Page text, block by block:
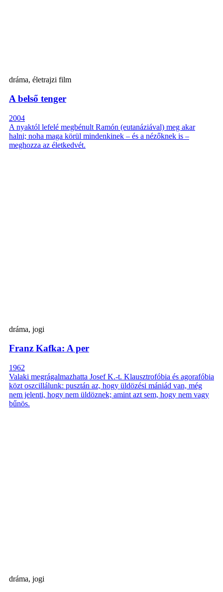
dráma, életrajzi film
A belső tenger
2004
A nyaktól lefelé megbénult Ramón (eutanáziával) meg akar
halni; noha maga körül mindenkinek – és a nézőknek is –
meghozza az életkedvét.
dráma, jogi
Franz Kafka: A per
1962
Valaki megrágalmazhatta Josef K.-t. Klausztrofóbia és agorafóbia
közt oszcillálunk: pusztán az, hogy üldözési mániád van, még
nem jelenti, hogy nem üldöznek; amint azt sem, hogy nem vagy
bűnös.
dráma, jogi